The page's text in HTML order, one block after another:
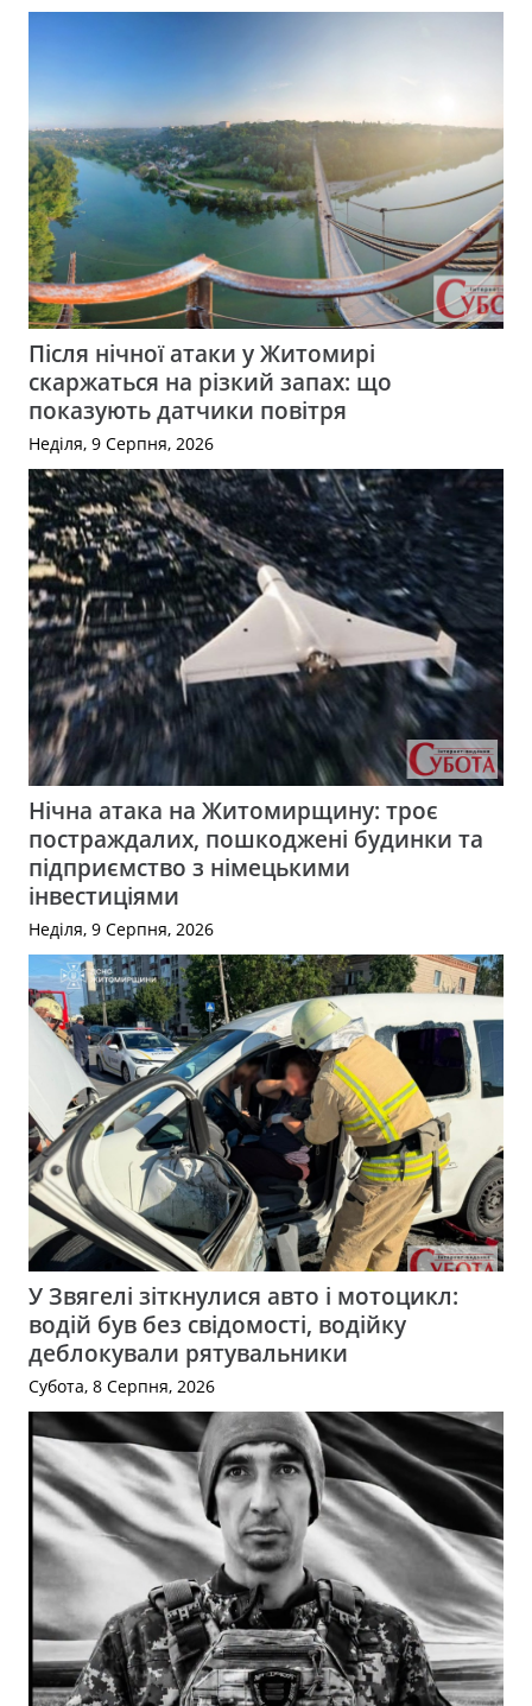
Після нічної атаки у Житомирі
скаржаться на різкий запах: що
показують датчики повітря
Неділя, 9 Серпня, 2026
Нічна атака на Житомирщину: троє
постраждалих, пошкоджені будинки та
підприємство з німецькими
інвестиціями
Неділя, 9 Серпня, 2026
У Звягелі зіткнулися авто і мотоцикл:
водій був без свідомості, водійку
деблокували рятувальники
Субота, 8 Серпня, 2026